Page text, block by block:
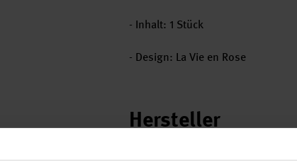
- Inhalt: 1 Stück
- Design: La Vie en Rose
Hersteller